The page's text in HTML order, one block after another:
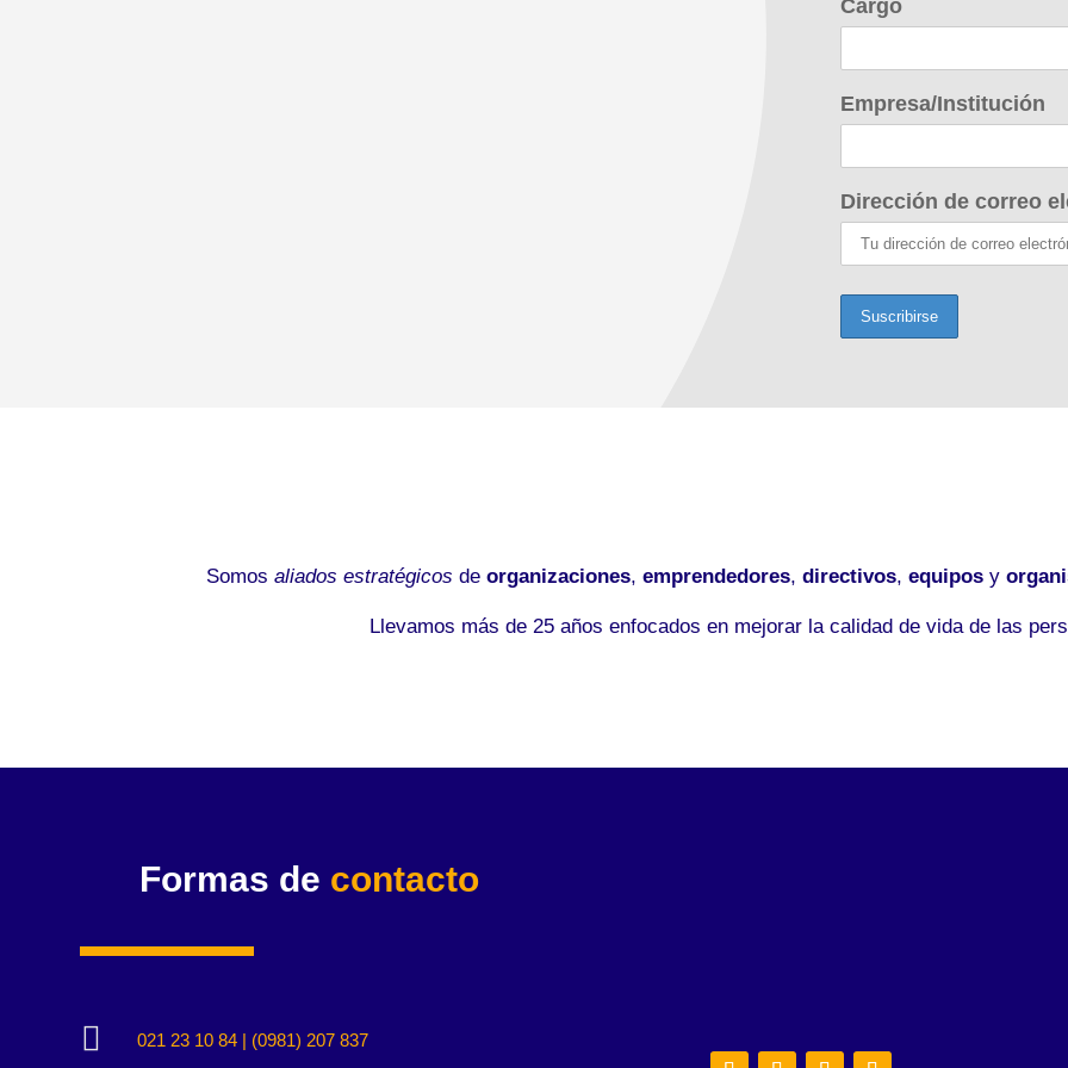
Cargo
Empresa/Institución
Dirección de correo
Somos aliados estratégicos de organizaciones, emprendedores, directivos, equiposy
Llevamos más de 25 años enfocados en mejorar la calidad de vida de las
Formas de contacto
 021 23 10 84 | (0981) 207 837